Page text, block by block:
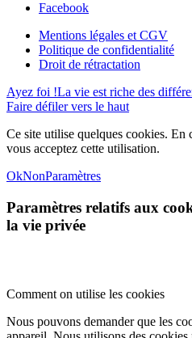
Facebook
Mentions légales et CGV
Politique de confidentialité
Droit de rétractation
Ayez foi !La vie est riche des
Faire défiler vers le haut
Ce site utilise quelques cookies. En
vous acceptez cette utilisation.
OkNonParamètres
Paramètres relatifs aux
la vie privée
Comment on utilise les cookies
Nous pouvons demander que les